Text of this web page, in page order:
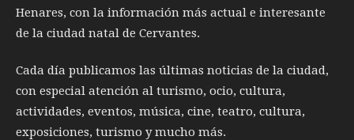
Henares, con la información más actual e interesante
de la ciudad natal de Cervantes.
Cada día publicamos las últimas noticias de la ciudad,
con especial atención al turismo, ocio, cultura,
actividades, eventos, música, cine, teatro, cultura,
exposiciones, turismo y mucho más.